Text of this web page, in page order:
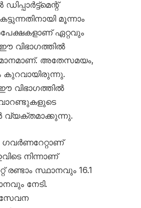
മൂന്നാം
ഏറ്റവും
വിഭാഗത്തിൽ
അതേസമയം,
കുറവായിരുന്നു.
വിഭാഗത്തിൽ
വ്യക്തമാക്കുന്നു.
നിന്നാണ്
സ്ഥാനവും 16.1
നേടി.
സേവന